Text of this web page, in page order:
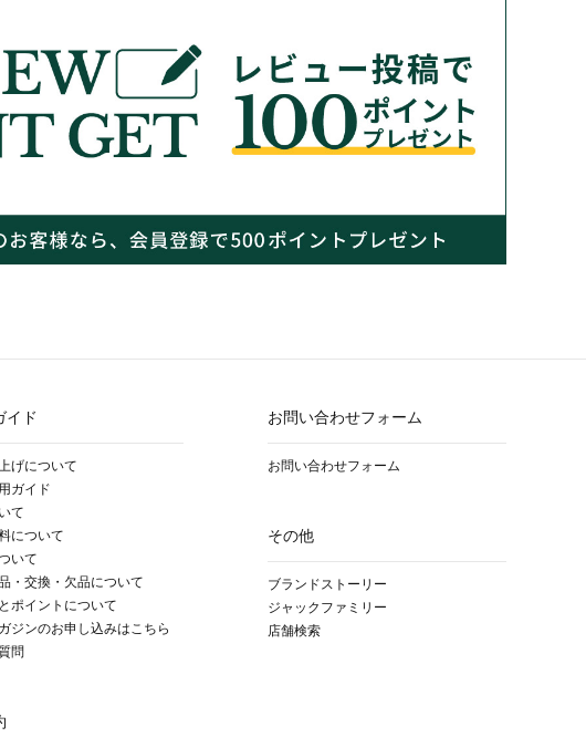
イド
げについて
ガイド
て
について
いて
・交換・欠品について
ポイントについて
ジンのお申し込みはこちら
問
お問い合わせフォーム
お問い合わせフォーム
その他
ブランドストーリー
ジャックファミリー
店舗検索